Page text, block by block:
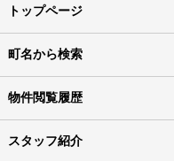
トップページ
町名から検索
物件閲覧履歴
スタッフ紹介